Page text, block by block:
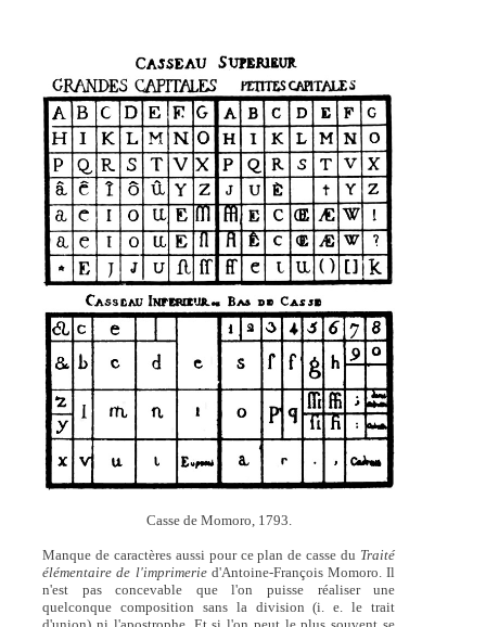
Casse de Momoro, 1793.
Manque de caractères aussi pour ce plan de casse du Traité
élémentaire de l'imprimeried'Antoine-François Momoro. Il
n'est pas concevable que l'on puisse réaliser une
quelconque composition sans la division (i. e. le trait